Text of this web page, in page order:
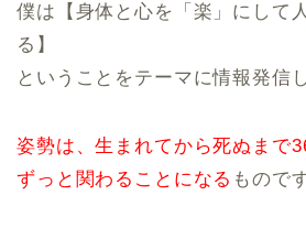
僕は【身体と心を「楽」にして
る】
ということをテーマに情報発信
姿勢は、生まれてから死ぬまで
ずっと関わることになる もので